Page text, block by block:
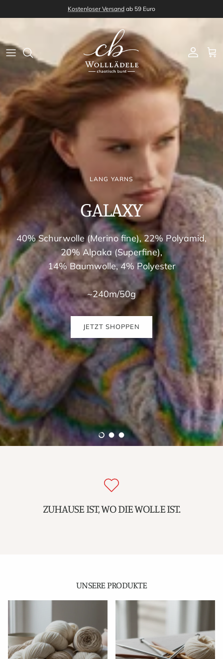
Kostenloser Versand ab 59 Euro
Konto
LANG YARNS
GALAXY
40% Schurwolle (Merino fine), 22% Polyamid,
20% Alpaka (Superfine),
14% Baumwolle, 4% Polyester
~240m/50g
JETZT SHOPPEN
Folie laden 1 von 3
Folie laden 2 von 3
Folie laden 3 von 3
ZUHAUSE IST, WO DIE WOLLE IST.
UNSERE PRODUKTE